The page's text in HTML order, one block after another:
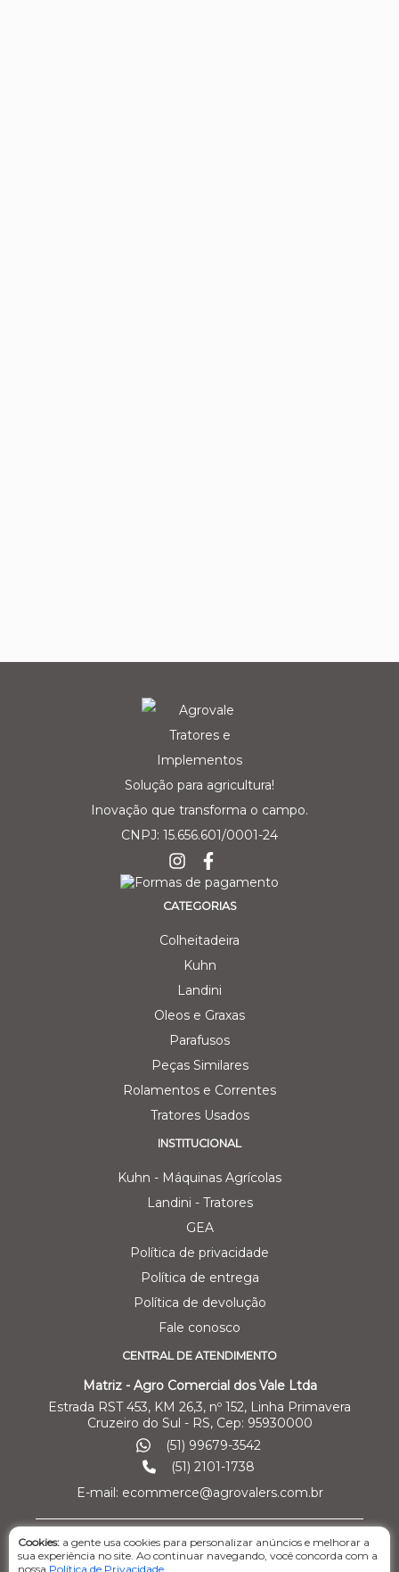
Solução para agricultura!
Inovação que transforma o campo.
CNPJ: 15.656.601/0001-24
CATEGORIAS
Colheitadeira
Kuhn
Landini
Oleos e Graxas
Parafusos
Peças Similares
Rolamentos e Correntes
Tratores Usados
INSTITUCIONAL
Kuhn - Máquinas Agrícolas
Landini - Tratores
GEA
Política de privacidade
Política de entrega
Política de devolução
Fale conosco
CENTRAL DE ATENDIMENTO
Matriz - Agro Comercial dos Vale Ltda
Estrada RST 453, KM 26,3, nº 152, Linha Primavera
Cruzeiro do Sul - RS, Cep: 95930000
(51) 99679-3542
(51) 2101-1738
E-mail: ecommerce@agrovalers.com.br
ENDEREÇOS DE FILIAIS
Cookies: a gente usa cookies para personalizar anúncios e melhorar a
sua experiência no site. Ao continuar navegando, você concorda com a
nossa Política de Privacidade.